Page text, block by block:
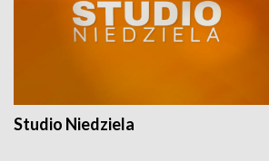
Studio Niedziela